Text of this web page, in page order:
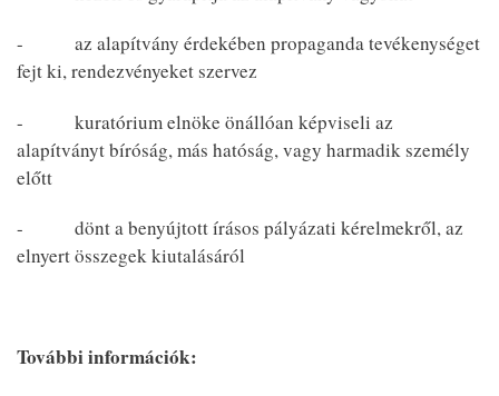
- az alapítvány érdekében propaganda tevékenységet
fejt ki, rendezvényeket szervez
- kuratórium elnöke önállóan képviseli az
alapítványt bíróság, más hatóság, vagy harmadik személy
előtt
- dönt a benyújtott írásos pályázati kérelmekről, az
elnyert összegek kiutalásáról
További információk: